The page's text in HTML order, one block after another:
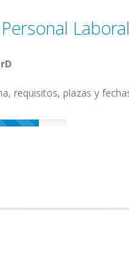
requisitos, plazas y